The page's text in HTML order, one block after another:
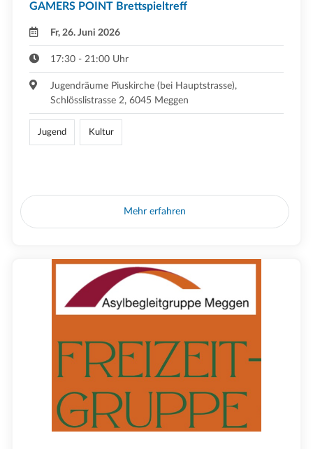
GAMERS POINT Brettspieltreff
Fr, 26. Juni 2026
17:30 - 21:00 Uhr
Jugendräume Piuskirche (bei Hauptstrasse),
Schlösslistrasse 2, 6045 Meggen
Jugend Kultur
Mehr erfahren